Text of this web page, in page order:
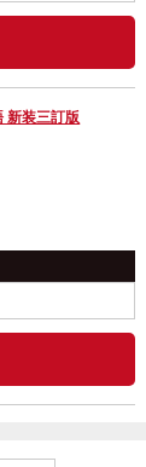
新装三訂版